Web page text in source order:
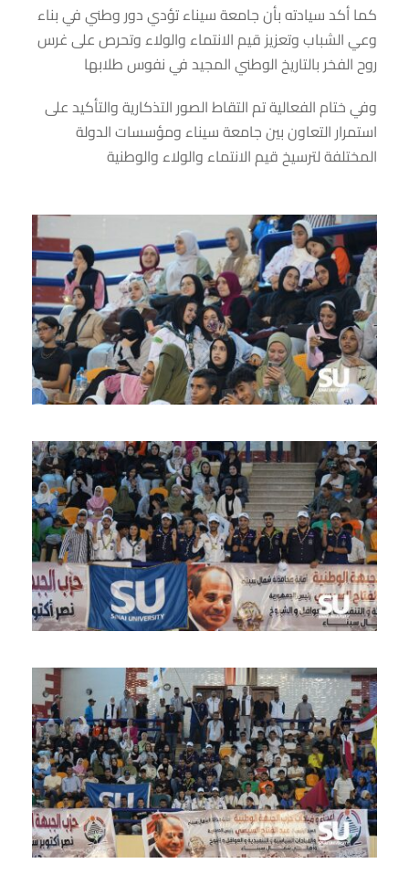
كما أكد سيادته بأن جامعة سيناء تؤدي دور وطني في بناء
وعي الشباب وتعزيز قيم الانتماء والولاء وتحرص على غرس
روح الفخر بالتاريخ الوطني المجيد في نفوس طلابها
وفي ختام الفعالية تم التقاط الصور التذكارية والتأكيد على
استمرار التعاون بين جامعة سيناء ومؤسسات الدولة
المختلفة لترسيخ قيم الانتماء والولاء والوطنية